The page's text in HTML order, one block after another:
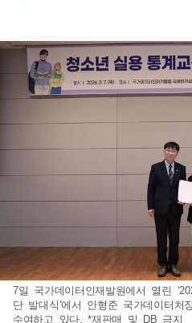
7일 국가데이터인재발원에서 열린
단 발대식’에서 안형준 국가데이터처
수여하고 있다. *재판매 및 DB 금지